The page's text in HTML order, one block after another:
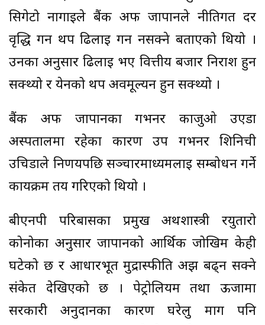
सिगेटो नागाईले बैंक अफ जापानले नीतिगत दर
वृद्धि गर्न थप ढिलाइ गर्न नसक्ने बताएको थियो ।
उनका अनुसार ढिलाइ भए वित्तीय बजार निराश हुन
सक्थ्यो र येनको थप अवमूल्यन हुन सक्थ्यो ।
बैंक अफ जापानका गभर्नर काजुओ उएडा
अस्पतालमा रहेका कारण उप गभर्नर शिनिची
उचिडाले निर्णयपछि सञ्चारमाध्यमलाई सम्बोधन गर्ने
कार्यक्रम तय गरिएको थियो ।
बीएनपी परिबासका प्रमुख अर्थशास्त्री रयुतारो
कोनोका अनुसार जापानको आर्थिक जोखिम केही
घटेको छ र आधारभूत मुद्रास्फीति अझ बढ्न सक्ने
संकेत देखिएको छ । पेट्रोलियम तथा ऊर्जामा
सरकारी अनुदानका कारण घरेलु माग पनि